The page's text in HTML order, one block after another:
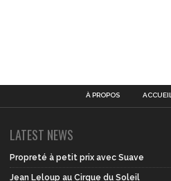
À PROPOS ACCUEIL
LATEST NEWS
Propreté à petit prix avec Suave
Jean Leloup au Cirque du Soleil